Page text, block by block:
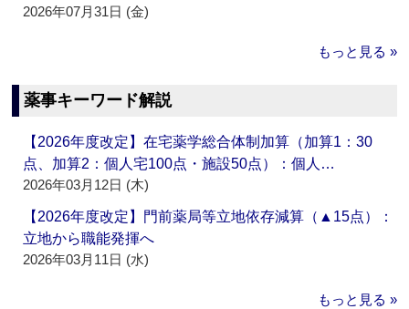
2026年07月31日 (金)
もっと見る »
薬事キーワード解説
【2026年度改定】在宅薬学総合体制加算（加算1：30
点、加算2：個人宅100点・施設50点）：個人…
2026年03月12日 (木)
【2026年度改定】門前薬局等立地依存減算（▲15点）：
立地から職能発揮へ
2026年03月11日 (水)
もっと見る »